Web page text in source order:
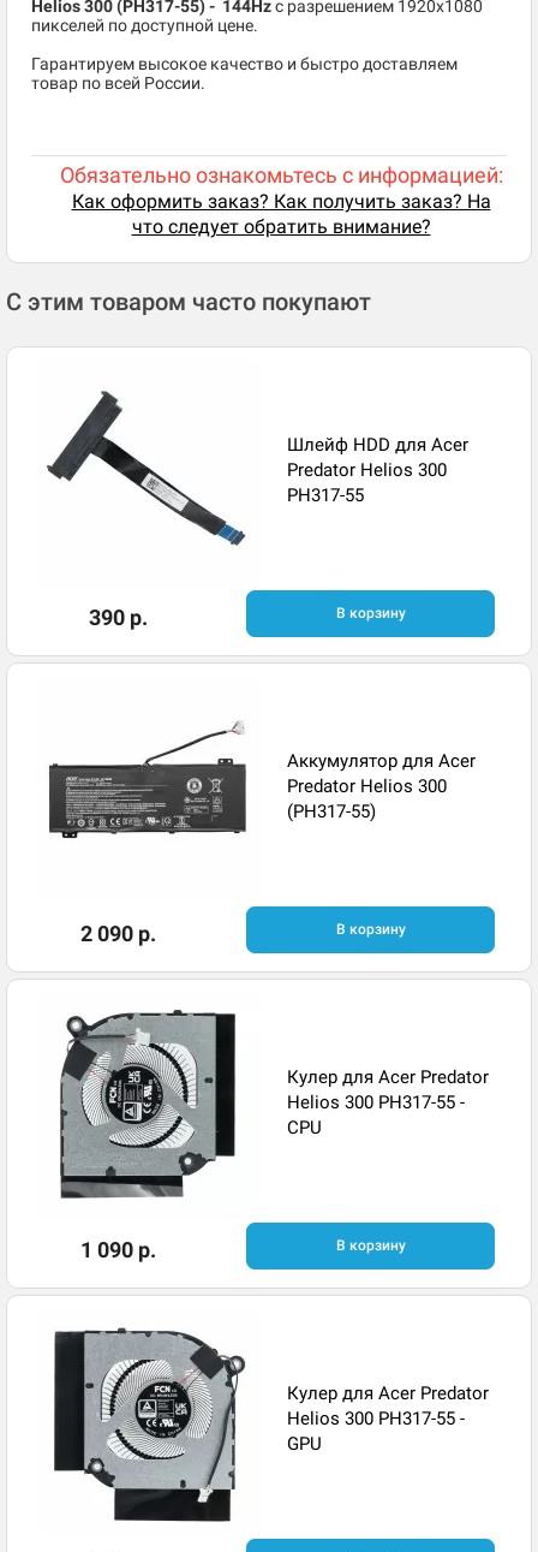
Helios 300 (PH317-55) - 144Hzc разрешением 1920x1080
пикселей по доступной цене.
Гарантируем высокое качество и быстро доставляем
товар по всей России.
Обязательно ознакомьтесь с информацией:
Как оформить заказ? Как получить заказ? На
что следует обратить внимание?
С этим товаром часто покупают
Шлейф HDD для Acer
Predator Helios 300
PH317-55
390 р. В корзину
Аккумулятор для Acer
Predator Helios 300
(PH317-55)
2 090 р. В корзину
Кулер для Acer Predator
Helios 300 PH317-55 -
CPU
1 090 р. В корзину
Кулер для Acer Predator
Helios 300 PH317-55 -
GPU